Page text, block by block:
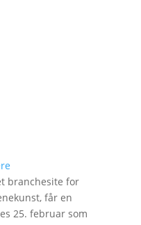
branchesite for
får en
25. februar som